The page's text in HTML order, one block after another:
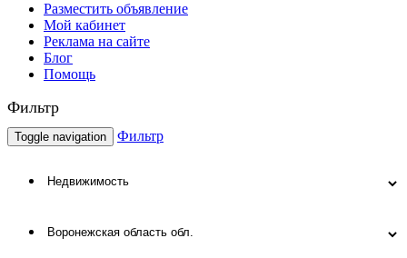
Разместить объявление
Мой кабинет
Реклама на сайте
Блог
Помощь
Фильтр
Toggle navigation Фильтр